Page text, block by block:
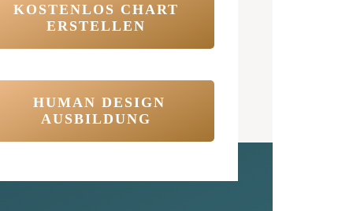
KOSTENLOS CHART
ERSTELLEN
HUMAN DESIGN
AUSBILDUNG